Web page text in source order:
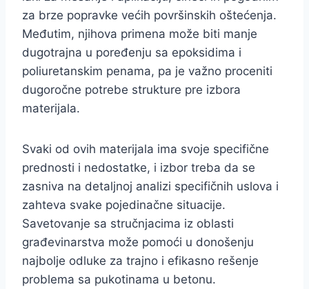
za brze popravke većih površinskih oštećenja.
Međutim, njihova primena može biti manje
dugotrajna u poređenju sa epoksidima i
poliuretanskim penama, pa je važno proceniti
dugoročne potrebe strukture pre izbora
materijala.
Svaki od ovih materijala ima svoje specifične
prednosti i nedostatke, i izbor treba da se
zasniva na detaljnoj analizi specifičnih uslova i
zahteva svake pojedinačne situacije.
Savetovanje sa stručnjacima iz oblasti
građevinarstva može pomoći u donošenju
najbolje odluke za trajno i efikasno rešenje
problema sa pukotinama u betonu.